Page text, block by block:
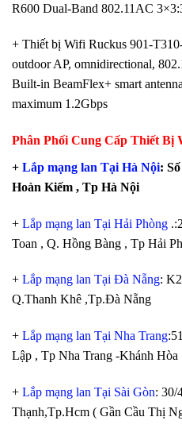
R600 Dual-Band 802.11AC
+ Thiết bị Wifi Ruckus 901-
outdoor AP, omnidirectional,
Built-in BeamFlex+ smart
maximum 1.2Gbps
Phân Phối Cung Cấp Thiết Bị
+ Lắp mạng lan Tại Hà Nội:
Hoàn Kiếm , Tp Hà Nội
+ Lắp mạng lan Tại Hải Phòng
Toan , Q. Hồng Bàng , Tp Hải
+ Lắp mạng lan Tại Đà Nẵng:
Q.Thanh Khê ,Tp.Đà Nẵng
+ Lắp mạng lan Tại Nha Trang
Lập , Tp Nha Trang -Khánh Hòa
+ Lắp mạng lan Tại Sài Gòn: 30/
Thạnh,Tp.Hcm ( Gần Cầu Thị